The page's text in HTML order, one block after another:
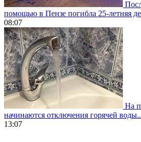
помощью в Пензе погибла 25-летняя
08:07
На
начинаются отключения горячей
13:07